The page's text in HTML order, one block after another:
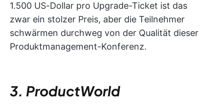
1.500 US-Dollar pro Upgrade-Ticket ist das
zwar ein stolzer Preis, aber die Teilnehmer
schwärmen durchweg von der Qualität dieser
Produktmanagement-Konferenz.
3. ProductWorld